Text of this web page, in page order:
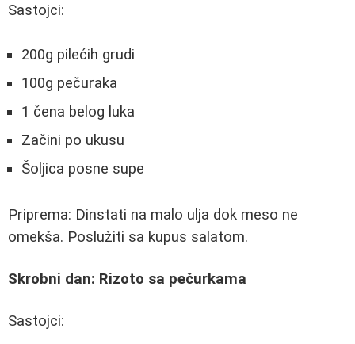
Sastojci:
200g pilećih grudi
100g pečuraka
1 čena belog luka
Začini po ukusu
Šoljica posne supe
Priprema: Dinstati na malo ulja dok meso ne
omekša. Poslužiti sa kupus salatom.
Skrobni dan: Rizoto sa pečurkama
Sastojci: